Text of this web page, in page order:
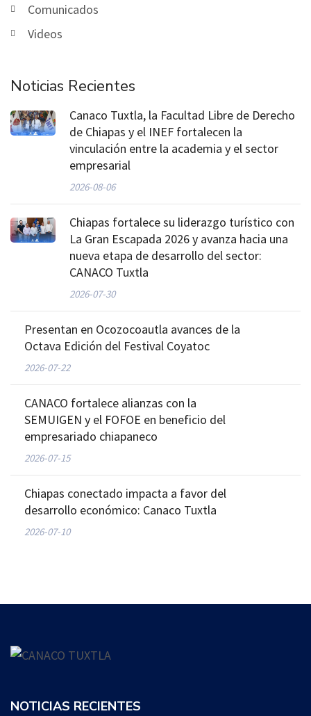
Comunicados
Videos
Noticias Recientes
Canaco Tuxtla, la Facultad Libre de Derecho
de Chiapas y el INEF fortalecen la
vinculación entre la academia y el sector
empresarial
2026-08-06
Chiapas fortalece su liderazgo turístico con
La Gran Escapada 2026 y avanza hacia una
nueva etapa de desarrollo del sector:
CANACO Tuxtla
2026-07-30
Presentan en Ocozocoautla avances de la
Octava Edición del Festival Coyatoc
2026-07-22
CANACO fortalece alianzas con la
SEMUIGEN y el FOFOE en beneficio del
empresariado chiapaneco
2026-07-15
Chiapas conectado impacta a favor del
desarrollo económico: Canaco Tuxtla
2026-07-10
NOTICIAS RECIENTES